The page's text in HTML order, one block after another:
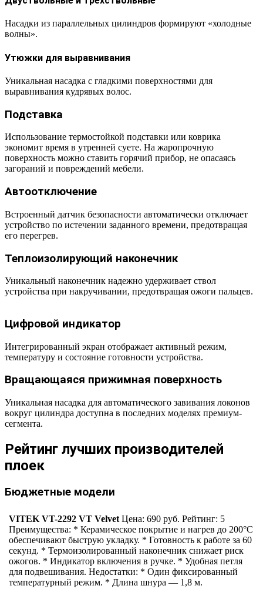
Насадки из параллельных цилиндров формируют «холодные
волны».
Утюжки для выравнивания
Уникальная насадка с гладкими поверхностями для
выравнивания кудрявых волос.
Подставка
Использование термостойкой подставки или коврика
экономит время в утренней суете. На жаропрочную
поверхность можно ставить горячий прибор, не опасаясь
загораний и повреждений мебели.
Автоотключение
Встроенный датчик безопасности автоматически отключает
устройство по истечении заданного времени, предотвращая
его перегрев.
Теплоизолирующий наконечник
Уникальный наконечник надежно удерживает ствол
устройства при накручивании, предотвращая ожоги пальцев.
Цифровой индикатор
Интегрированный экран отображает активный режим,
температуру и состояние готовности устройства.
Вращающаяся прижимная поверхность
Уникальная насадка для автоматического завивания локонов
вокруг цилиндра доступна в последних моделях премиум-
сегмента.
Рейтинг лучших производителей
плоек
Бюджетные модели
VITEK VT-2292 VT Velvet Цена: 690 руб. Рейтинг: 5
Преимущества: * Керамическое покрытие и нагрев до 200°С
обеспечивают быструю укладку. * Готовность к работе за 60
секунд. * Термоизолированный наконечник снижает риск
ожогов. * Индикатор включения в ручке. * Удобная петля
для подвешивания. Недостатки: * Один фиксированный
температурный режим. * Длина шнура — 1,8 м.